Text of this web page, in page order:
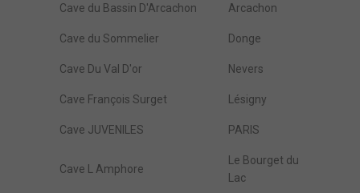
Cave du Bassin D'Arcachon Arcachon
Cave du Sommelier Donge
Cave Du Val D'or Nevers
Cave François Surget Lésigny
Cave JUVENILES PARIS
Cave L Amphore
Le Bourget du
Lac